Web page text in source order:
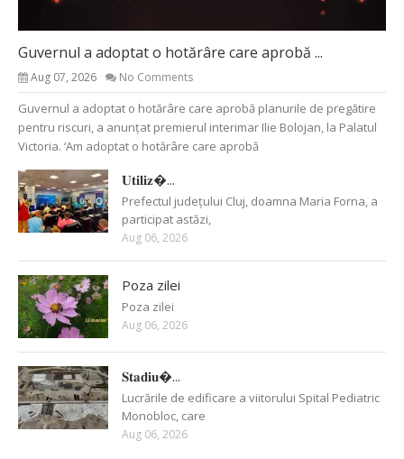
Guvernul a adoptat o hotărâre care aprobă ...
Aug 07, 2026 No Comments
Guvernul a adoptat o hotărâre care aprobă planurile de pregătire
pentru riscuri, a anunțat premierul interimar Ilie Bolojan, la Palatul
Victoria. ‘Am adoptat o hotărâre care aprobă
𝐔𝐭𝐢𝐥𝐢𝐳�...
Prefectul județului Cluj, doamna Maria Forna, a
participat astăzi,
Aug 06, 2026
Poza zilei
Poza zilei
Aug 06, 2026
𝐒𝐭𝐚𝐝𝐢𝐮�...
Lucrările de edificare a viitorului Spital Pediatric
Monobloc, care
Aug 06, 2026